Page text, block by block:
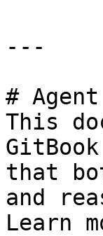
---
#
This
that
and
Learn